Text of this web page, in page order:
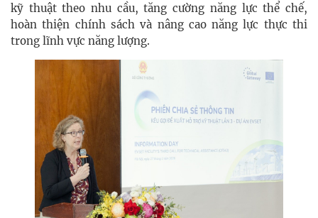
kỹ thuật theo nhu cầu, tăng cường năng lực thể chế,
hoàn thiện chính sách và nâng cao năng lực thực thi
trong lĩnh vực năng lượng.